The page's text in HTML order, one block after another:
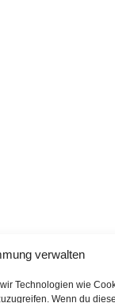
verwalten
Technologien wie
Wenn du